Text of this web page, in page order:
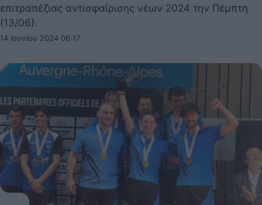
επιτραπέζιας αντισφαίρισης νέων 2024 την Πέμπτη
(13/06).
14 Ιουνίου 2024 06:17